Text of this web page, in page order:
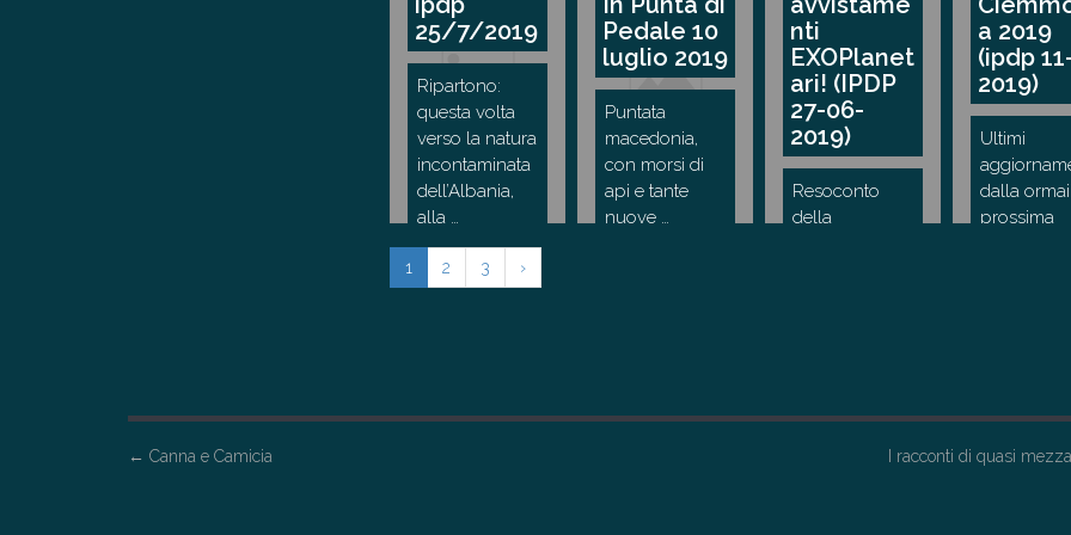
25/7/2019
Ripartono:
questa volta
verso la natura
incontaminata
dell’Albania,
alla …
Pedale 10
luglio 2019
Puntata
macedonia,
con morsi di
api e tante
nuove …
nti
EXOPlanet
ari! (IPDP
27-06-
2019)
Resoconto
della
a 2019
(ipdp
2019)
Ultimi
dalla ormai
prossima
1 2 3 ›
P
← Canna e Camicia I racconti di quasi